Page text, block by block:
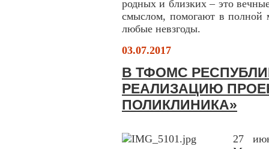
родных и близких – это
смыслом, помогают в полной
любые невзгоды.
03.07.2017
В ТФОМС
РЕАЛИЗАЦИЮ
ПОЛИКЛИНИКА»
27